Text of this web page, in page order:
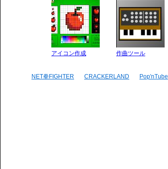
アイコン作成 作曲ツール
NET拳FIGHTER CRACKERLAND Pop'nTube